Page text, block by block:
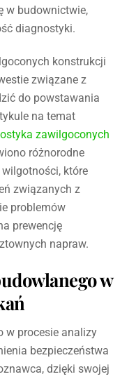
w budownictwie,
diagnostyki.
konstrukcji
związane z
do powstawania
na temat
zawilgoconych
różnorodne
które
związanych z
problemów
prewencję
napraw.
w
w procesie analizy
bezpieczeństwa
dzięki swojej